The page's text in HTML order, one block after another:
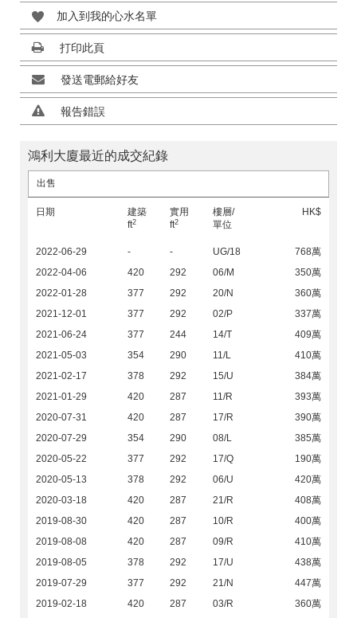
加入到我的心水名單
打印此頁
發送電郵給好友
報告錯誤
鴻利大廈最近的成交紀錄
出售
日期
建築
ft2
實用
ft2
樓層/
單位
HK$
2022-06-29 - - UG/18
768萬
2022-04-06
420 292 06/M
350萬
2022-01-28
377 292 20/N
360萬
2021-12-01
377 292 02/P
337萬
2021-06-24
377 244 14/T
409萬
2021-05-03
354 290 11/L
410萬
2021-02-17
378 292 15/U
384萬
2021-01-29
420 287 11/R
393萬
2020-07-31
420 287 17/R
390萬
2020-07-29
354 290 08/L
385萬
2020-05-22
377 292 17/Q
190萬
2020-05-13
378 292 06/U
420萬
2020-03-18
420 287 21/R
408萬
2019-08-30
420 287 10/R
400萬
2019-08-08
420 287 09/R
410萬
2019-08-05
378 292 17/U
438萬
2019-07-29
377 292 21/N
447萬
2019-02-18
420 287 03/R
360萬